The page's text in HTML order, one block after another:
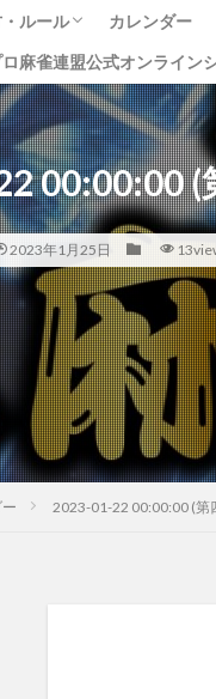
ルール
プレイ方法
法
カレンダー
ロ麻雀連盟公式オンライン
00:00:00
2023年1月25日
2023-01-22 00:00:00 (第